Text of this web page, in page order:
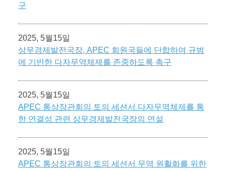
구
2025, 5월15일
상무경제발전국장, APEC 회원국들에 단합하여 규범
에 기반한 다자무역체제를 존중하도록 촉구
2025, 5월15일
APEC 통상장관회의 토의 세션서 다자무역체제를 통
한 연결성 관련 상무경제발전국장의 연설
2025, 5월15일
APEC 통상장관회의 토의 세션서 무역 원활화를 위한